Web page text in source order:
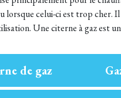
lorsque celui-ci est trop cher.
Une citerne à gaz est
de gaz